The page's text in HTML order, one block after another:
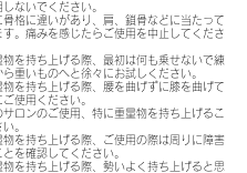
ないでください。
格に違いがあり、肩、鎖骨などに当たって
。痛みを感じたらご使用を中止してくださ
を持ち上げる際、最初は何も乗せないで練
重いものへと徐々にお試しください。
を持ち上げる際、腰を曲げずに膝を曲げて
使用ください。
ロンのご使用、特に重量物を持ち上げるこ
。
を持ち上げる際、ご使用の際は周りに障害
を確認してください。
を持ち上げる際、勢いよく持ち上げると思